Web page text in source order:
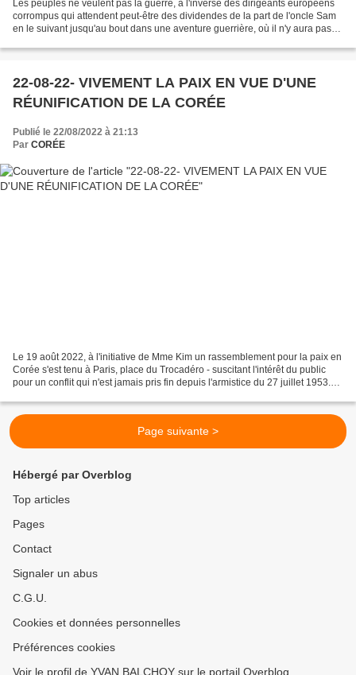
Les peuples ne veulent pas la guerre, à l'inverse des dirigeants européens
corrompus qui attendent peut-être des dividendes de la part de l'oncle Sam
en le suivant jusqu'au bout dans une aventure guerrière, où il n'y aura pas
22-08-22- VIVEMENT LA PAIX EN VUE D'UNE
RÉUNIFICATION DE LA CORÉE
Publié le 22/08/2022 à 21:13
Par CORÉE
Le 19 août 2022, à l'initiative de Mme Kim un rassemblement pour la paix en
Corée s'est tenu à Paris, place du Trocadéro - suscitant l'intérêt du public
pour un conflit qui n'est jamais pris fin depuis l'armistice du 27 juillet 1953.
Page suivante >
Hébergé par Overblog
Top articles
Pages
Contact
Signaler un abus
C.G.U.
Cookies et données personnelles
Préférences cookies
Voir le profil de YVAN BALCHOY sur le portail Overblog